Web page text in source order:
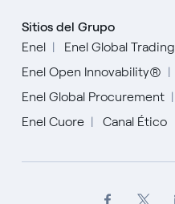
Sitios del Grupo
Enel
Enel Global Trading
Enel Open Innovability®
Enel Global Procurement
Enel Cuore
Canal Ético